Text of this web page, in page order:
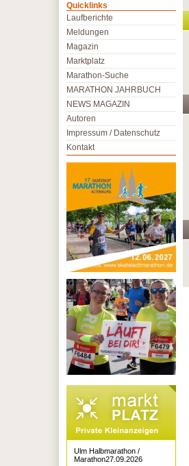
Quicklinks
Laufberichte
Meldungen
Magazin
Marktplatz
Marathon-Suche
MARATHON JAHRBUCH
NEWS MAGAZIN
Autoren
Impressum / Datenschutz
Kontakt
Ulm Halbmarathon /
Marathon27.09.2026